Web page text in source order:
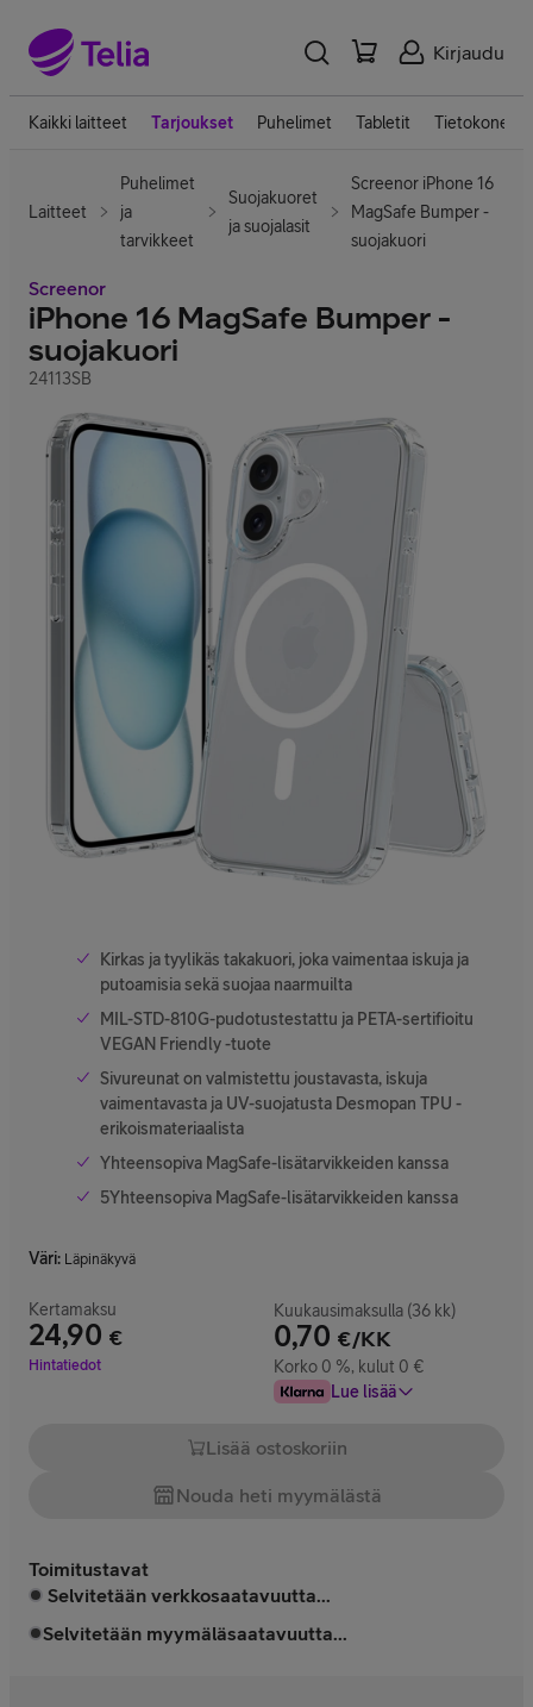
Kirjaudu
Kaikki laitteet Tarjoukset Puhelimet Tabletit Tietokoneet
Laitteet
Puhelimet
ja
tarvikkeet
Suojakuoret
ja suojalasit
Screenor iPhone 16
MagSafe Bumper -
suojakuori
Screenor
iPhone 16 MagSafe Bumper -
suojakuori
24113SB
Kirkas ja tyylikäs takakuori, joka vaimentaa iskuja ja
putoamisia sekä suojaa naarmuilta
MIL-STD-810G-pudotustestattu ja PETA-sertifioitu
VEGAN Friendly -tuote
Sivureunat on valmistettu joustavasta, iskuja
vaimentavasta ja UV-suojatusta Desmopan TPU -
erikoismateriaalista
Yhteensopiva MagSafe-lisätarvikkeiden kanssa
5Yhteensopiva MagSafe-lisätarvikkeiden kanssa
Väri: Läpinäkyvä
Kertamaksu
24,90 €
Hinta 24,90 €
Hintatiedot
Kuukausimaksulla (36 kk)
0,70 €/KK
Korko 0 %, kulut 0 €
Lue lisää
Lisää ostoskoriin
Nouda heti myymälästä
Toimitustavat
Selvitetään verkkosaatavuutta...
Selvitetään myymäläsaatavuutta...